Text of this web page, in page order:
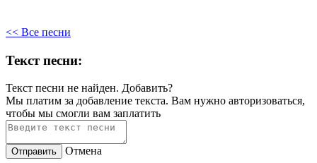
<< Все песни
Текст песни:
Текст песни не найден. Добавить?
Мы платим за добавление текста. Вам нужно авторизоваться,
чтобы мы смогли вам заплатить
Отправить Отмена